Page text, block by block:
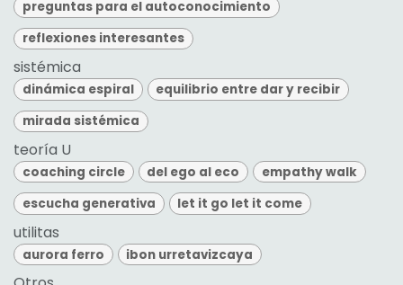
preguntas para el autoconocimiento
reflexiones interesantes
sistémica
dinámica espiral
equilibrio entre dar y recibir
mirada sistémica
teoría U
coaching circle del ego al eco
empathy walk
escucha generativa
let it go let it come
utilitas
aurora ferro ibon urretavizcaya